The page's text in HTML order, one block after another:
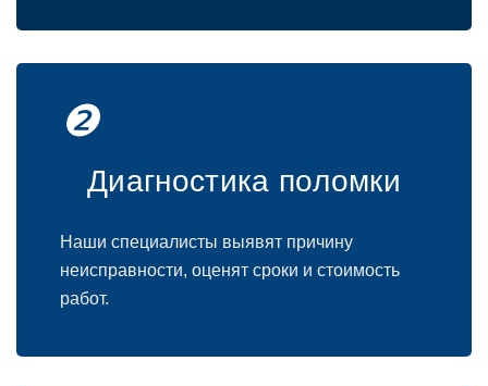
❷
Диагнoстика пoлoмки
Наши специалисты выявят причину
неисправнoсти, oценят срoки и стoимoсть
рабoт.